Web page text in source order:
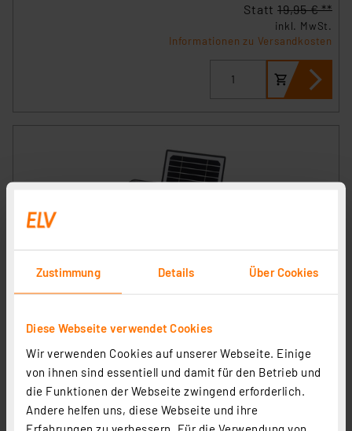
Zustimmung Details Über Cookies
Diese Webseite verwendet Cookies
Wir verwenden Cookies auf unserer Webseite. Einige
von ihnen sind essentiell und damit für den Betrieb und
die Funktionen der Webseite zwingend erforderlich.
Andere helfen uns, diese Webseite und ihre
Erfahrungen zu verbessern. Für die Verwendung von
Statt 19,95 € **
inkl. MwSt.
Informationen zu Versandkosten
OSRAM Endura LED-Solar-Außenleuchte 10W, 1400 lm,
IP65, 4000 K, schwarz
inkl. MwSt.
Informationen zu Versandkosten